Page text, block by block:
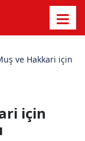
ve Hakkari için
için